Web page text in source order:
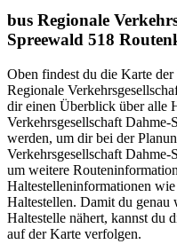
bus Regionale
Spreewald 518
Oben findest du die Karte
Regionale
dir einen Überblick über alle
Verkehrsgesellschaft Dahme-
werden, um dir bei der
Verkehrsgesellschaft Dahme-
um weitere
Haltestelleninformationen
Haltestellen. Damit du genau
Haltestelle nähert, kannst du
auf der Karte verfolgen.